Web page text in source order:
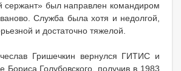
сержант» был направлен командиром
Служба была хотя и недолгой,
и достаточно тяжелой.
Гришечкин вернулся ГИТИС и
Бориса Голубовского, получив в 1983